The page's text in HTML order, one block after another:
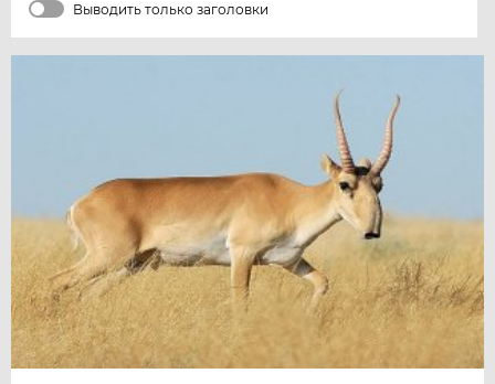
Выводить только заголовки